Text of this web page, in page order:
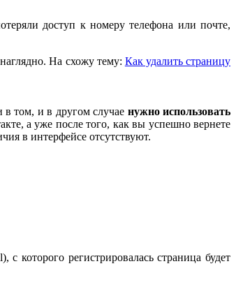
доступ к номеру телефона или почте,
На схожу тему: Как удалить страницу
в том, и в другом случае нужно использовать
а уже после того, как вы успешно вернете
в интерфейсе отсутствуют.
которого регистрировалась страница будет